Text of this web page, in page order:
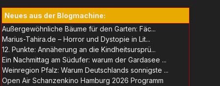
Neues aus der Blogmachine:
Außergewöhnliche Bäume für den Garten: Fäc...
Marius-Tahira.de – Horror und Dystopie in Lit...
12. Punkte: Annäherung an die Kindheitsursprü...
Ein Nachmittag am Südufer: warum der Gardasee ...
Weinregion Pfalz: Warum Deutschlands sonnigste ...
Open Air Schanzenkino Hamburg 2026 Programm